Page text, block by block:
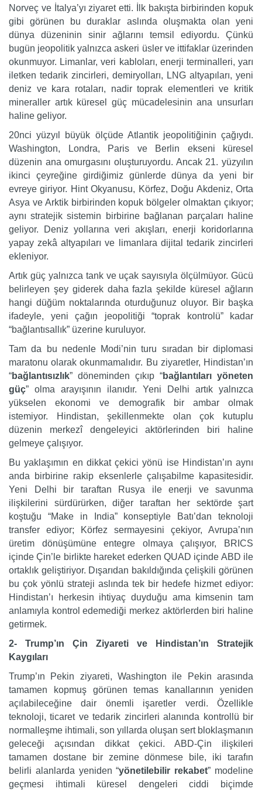
Norveç ve İtalya’yı ziyaret etti. İlk bakışta birbirinden kopuk
gibi görünen bu duraklar aslında oluşmakta olan yeni
dünya düzeninin sinir ağlarını temsil ediyordu. Çünkü
bugün jeopolitik yalnızca askeri üsler ve ittifaklar üzerinden
okunmuyor. Limanlar, veri kabloları, enerji terminalleri, yarı
iletken tedarik zincirleri, demiryolları, LNG altyapıları, yeni
deniz ve kara rotaları, nadir toprak elementleri ve kritik
mineraller artık küresel güç mücadelesinin ana unsurları
haline geliyor.
20nci yüzyıl büyük ölçüde Atlantik jeopolitiğinin çağıydı.
Washington, Londra, Paris ve Berlin ekseni küresel
düzenin ana omurgasını oluşturuyordu. Ancak 21. yüzyılın
ikinci çeyreğine girdiğimiz günlerde dünya da yeni bir
evreye giriyor. Hint Okyanusu, Körfez, Doğu Akdeniz, Orta
Asya ve Arktik birbirinden kopuk bölgeler olmaktan çıkıyor;
aynı stratejik sistemin birbirine bağlanan parçaları haline
geliyor. Deniz yollarına veri akışları, enerji koridorlarına
yapay zekâ altyapıları ve limanlara dijital tedarik zincirleri
ekleniyor.
Artık güç yalnızca tank ve uçak sayısıyla ölçülmüyor. Gücü
belirleyen şey giderek daha fazla şekilde küresel ağların
hangi düğüm noktalarında oturduğunuz oluyor. Bir başka
ifadeyle, yeni çağın jeopolitiği “toprak kontrolü” kadar
“bağlantısallık” üzerine kuruluyor.
Tam da bu nedenle Modi’nin turu sıradan bir diplomasi
maratonu olarak okunmamalıdır. Bu ziyaretler, Hindistan’ın
“bağlantısızlık” döneminden çıkıp “bağlantıları yöneten
güç” olma arayışının ilanıdır. Yeni Delhi artık yalnızca
yükselen ekonomi ve demografik bir ambar olmak
istemiyor. Hindistan, şekillenmekte olan çok kutuplu
düzenin merkezî dengeleyici aktörlerinden biri haline
gelmeye çalışıyor.
Bu yaklaşımın en dikkat çekici yönü ise Hindistan’ın aynı
anda birbirine rakip eksenlerle çalışabilme kapasitesidir.
Yeni Delhi bir taraftan Rusya ile enerji ve savunma
ilişkilerini sürdürürken, diğer taraftan her sektörde şart
koştuğu “Make in India” konseptiyle Batı’dan teknoloji
transfer ediyor; Körfez sermayesini çekiyor, Avrupa’nın
üretim dönüşümüne entegre olmaya çalışıyor, BRICS
içinde Çin’le birlikte hareket ederken QUAD içinde ABD ile
ortaklık geliştiriyor. Dışarıdan bakıldığında çelişkili görünen
bu çok yönlü strateji aslında tek bir hedefe hizmet ediyor:
Hindistan’ı herkesin ihtiyaç duyduğu ama kimsenin tam
anlamıyla kontrol edemediği merkez aktörlerden biri haline
getirmek.
2- Trump’ın Çin Ziyareti ve Hindistan’ın Stratejik
Kaygıları
Trump’ın Pekin ziyareti, Washington ile Pekin arasında
tamamen kopmuş görünen temas kanallarının yeniden
açılabileceğine dair önemli işaretler verdi. Özellikle
teknoloji, ticaret ve tedarik zincirleri alanında kontrollü bir
normalleşme ihtimali, son yıllarda oluşan sert bloklaşmanın
geleceği açısından dikkat çekici. ABD-Çin ilişkileri
tamamen dostane bir zemine dönmese bile, iki tarafın
belirli alanlarda yeniden “yönetilebilir rekabet” modeline
geçmesi ihtimali küresel dengeleri ciddi biçimde